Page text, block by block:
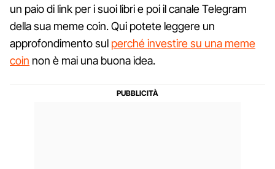
un paio di link per i suoi libri e poi il canale Telegram
della sua meme coin. Qui potete leggere un
approfondimento sul perché investire su una meme
coin non è mai una buona idea.